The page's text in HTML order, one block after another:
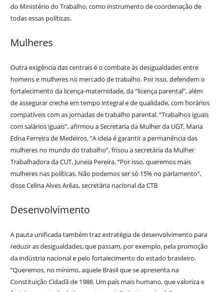
do Ministério do Trabalho, como instrumento de coordenação de
todas essas políticas.
Mulheres
Outra exigência das centrais é o combate às desigualdades entre
homens e mulheres no mercado de trabalho. Por isso, defendem o
fortalecimento da licença-maternidade, da “licença parental”, além
de assegurar creche em tempo integral e de qualidade, com horários
compatíveis com as jornadas de trabalho parental. “Trabalhos iguais
com salários iguais”, afirmou a Secretaria da Mulher da UGT, Maria
Edna Ferreira de Medeiros. “A ideia é garantir a permanência das
mulheres no mundo do trabalho”, frisou a secretária da Mulher
Trabalhadora da CUT, Juneia Pereira. “Por isso, queremos mais
mulheres nas políticas. Não podemos ser só 15% no parlamento”,
disse Celina Alves Arêas, secretária nacional da CTB
Desenvolvimento
A pauta unificada também traz estratégia de desenvolvimento para
reduzir as desigualdades, que passam, por exemplo, pela promoção
da indústria nacional e pelo fortalecimento do estado brasileiro.
“Queremos, no mínimo, aquele Brasil que se apresenta na
Constituição Cidadã de 1988. Um país mais humano, que valoriza e